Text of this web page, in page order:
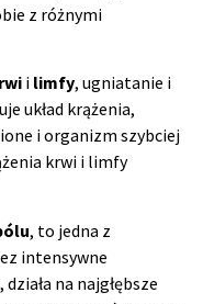
z różnymi
i limfy, ugniatanie i
układ krążenia,
i organizm szybciej
krwi i limfy
, to jedna z
intensywne
na najgłębsze